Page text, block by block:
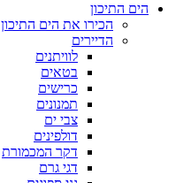
הים התיכון
הכירו את הים התיכון
הדיירים
לוויתנים
בטאים
כרישים
תמנונים
צבי ים
דולפינים
דקר המכמורת
דגי גרם